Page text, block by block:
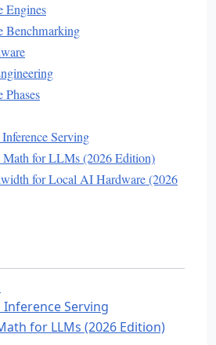
Engines
Benchmarking
Serving
for LLMs (2026 Edition)
for Local AI Hardware (2026
Serving
for LLMs (2026 Edition)